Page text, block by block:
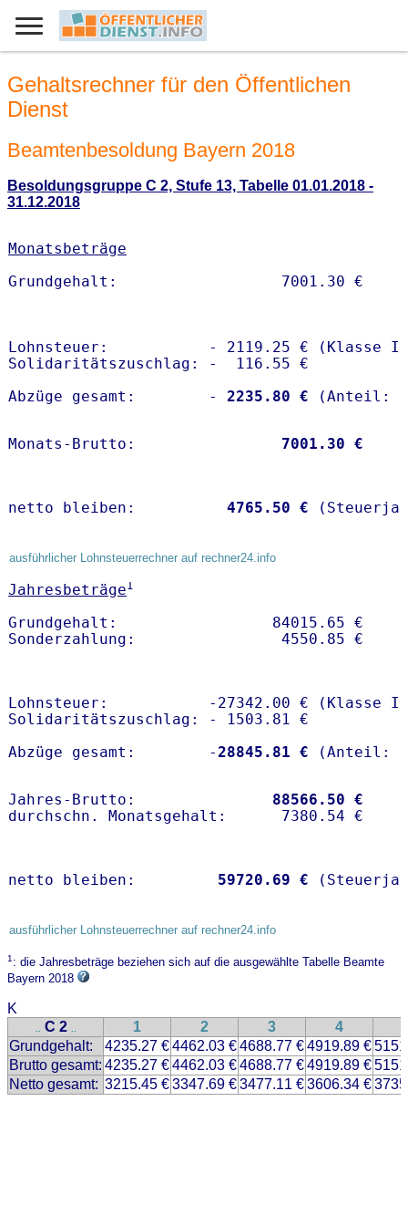
Gehaltsrechner für den Öffentlichen
Dienst
Beamtenbesoldung Bayern 2018
Besoldungsgruppe C 2, Stufe 13, Tabelle 01.01.2018 -
31.12.2018
Monatsbeträge
Lohnsteuer:           - 2119.25 € (Klasse I)
Solidaritätszuschlag: -  116.55 €
Abzüge gesamt:        -
2235.80 €
Monats-Brutto: 7001.30 €
netto bleiben: 4765.50 €
ausführlicher Lohnsteuerrechner auf rechner24.info
Jahresbeträge1
Grundgehalt:                 84015.65 €
Lohnsteuer:           -27342.00 € (Klasse I)
Solidaritätszuschlag: - 1503.81 €
Abzüge gesamt:        -28845.81 €
Jahres-Brutto: 88566.50 €
netto bleiben: 59720.69 €
ausführlicher Lohnsteuerrechner auf rechner24.info
1: die Jahresbeträge beziehen sich auf die ausgewählte Tabelle Beamte
Bayern 2018
K
.. C 2 .. 1 2 3 4
Grundgehalt:
4235.27 €4462.03 €4688.77 €4919.89 €
Brutto gesamt: 4235.27 €4462.03 €4688.77 €4919.89 €
Netto gesamt: 3215.45 €3347.69 €3477.11 €3606.34 €